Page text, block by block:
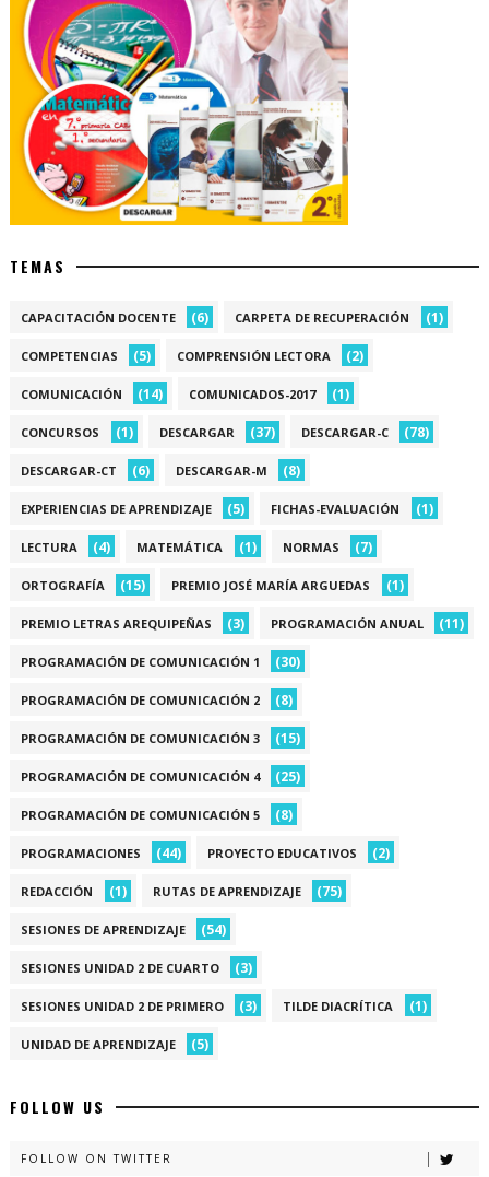
TEMAS
CAPACITACIÓN DOCENTE (6) CARPETA DE RECUPERACIÓN (1)
COMPETENCIAS (5) COMPRENSIÓN LECTORA (2)
COMUNICACIÓN (14) COMUNICADOS-2017 (1)
CONCURSOS (1) DESCARGAR (37) DESCARGAR-C (78)
DESCARGAR-CT (6) DESCARGAR-M (8)
EXPERIENCIAS DE APRENDIZAJE (5) FICHAS-EVALUACIÓN (1)
LECTURA (4) MATEMÁTICA (1) NORMAS (7)
ORTOGRAFÍA (15) PREMIO JOSÉ MARÍA ARGUEDAS (1)
PREMIO LETRAS AREQUIPEÑAS (3) PROGRAMACIÓN ANUAL (11)
PROGRAMACIÓN DE COMUNICACIÓN 1 (30)
PROGRAMACIÓN DE COMUNICACIÓN 2 (8)
PROGRAMACIÓN DE COMUNICACIÓN 3 (15)
PROGRAMACIÓN DE COMUNICACIÓN 4 (25)
PROGRAMACIÓN DE COMUNICACIÓN 5 (8)
PROGRAMACIONES (44) PROYECTO EDUCATIVOS (2)
REDACCIÓN (1) RUTAS DE APRENDIZAJE (75)
SESIONES DE APRENDIZAJE (54)
SESIONES UNIDAD 2 DE CUARTO (3)
SESIONES UNIDAD 2 DE PRIMERO (3) TILDE DIACRÍTICA (1)
UNIDAD DE APRENDIZAJE (5)
FOLLOW US
FOLLOW ON TWITTER